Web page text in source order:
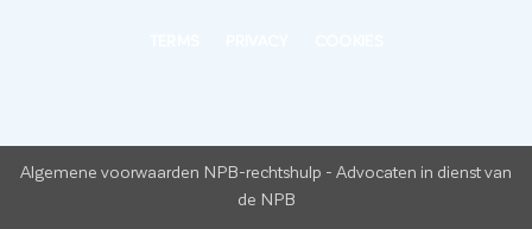
Algemene voorwaarden NPB-rechtshulp - Advocaten in dienst van
de NPB